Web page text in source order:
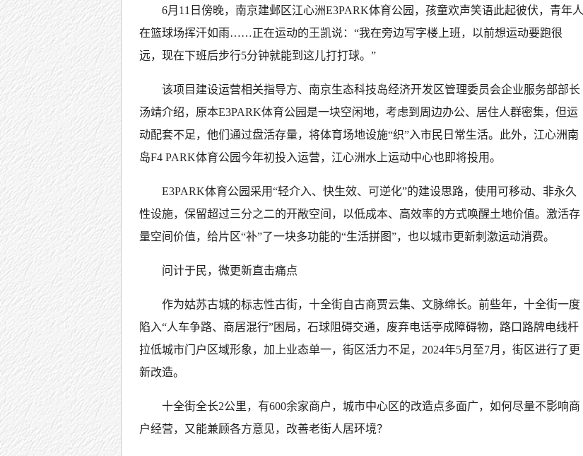
6月11日傍晚，南京建邺区江心洲E3PARK体育公园，孩童欢声笑语此起彼伏，青年人
在篮球场挥汗如雨……正在运动的王凯说：“我在旁边写字楼上班，以前想运动要跑很
远，现在下班后步行5分钟就能到这儿打打球。”
该项目建设运营相关指导方、南京生态科技岛经济开发区管理委员会企业服务部部长
汤靖介绍，原本E3PARK体育公园是一块空闲地，考虑到周边办公、居住人群密集，但运
动配套不足，他们通过盘活存量，将体育场地设施“织”入市民日常生活。此外，江心洲南
岛F4 PARK体育公园今年初投入运营，江心洲水上运动中心也即将投用。
E3PARK体育公园采用“轻介入、快生效、可逆化”的建设思路，使用可移动、非永久
性设施，保留超过三分之二的开敞空间，以低成本、高效率的方式唤醒土地价值。激活存
量空间价值，给片区“补”了一块多功能的“生活拼图”，也以城市更新刺激运动消费。
问计于民，微更新直击痛点
作为姑苏古城的标志性古街，十全街自古商贾云集、文脉绵长。前些年，十全街一度
陷入“人车争路、商居混行”困局，石球阻碍交通，废弃电话亭成障碍物，路口路牌电线杆
拉低城市门户区域形象，加上业态单一，街区活力不足，2024年5月至7月，街区进行了更
新改造。
十全街全长2公里，有600余家商户，城市中心区的改造点多面广，如何尽量不影响商
户经营，又能兼顾各方意见，改善老街人居环境？